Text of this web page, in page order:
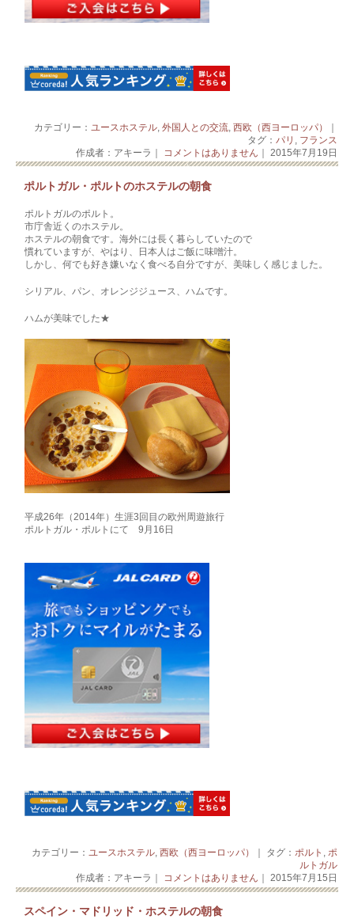
カテゴリー： ユースホステル, 外国人との交流, 西欧（西ヨーロッパ）
タグ： パリ , フランス
作成者：アキーラ｜ コメントはありません ｜ 2015年7月19日
ポルトガル・ポルトのホステルの朝食
ポルトガルのポルト。
市庁舎近くのホステル。
ホステルの朝食です。海外には長く暮らしていたので
慣れていますが、やはり、日本人はご飯に味噌汁。
しかし、何でも好き嫌いなく食べる自分ですが、美味しく感じました。
シリアル、パン、オレンジジュース、ハムです。
ハムが美味でした★
平成26年（2014年）生涯3回目の欧州周遊旅行
ポルトガル・ポルトにて 9月16日
カテゴリー： ユースホステル, 西欧（西ヨーロッパ） ｜ タグ： ポルト , ポ
ルトガル
作成者：アキーラ｜ コメントはありません ｜ 2015年7月15日
スペイン・マドリッド・ホステルの朝食